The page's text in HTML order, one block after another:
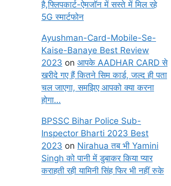
है,फ्लिपकार्ट-ऐमजॉन में सस्ते में मिल रहे
5G स्मार्टफोन
Ayushman-Card-Mobile-Se-
Kaise-Banaye Best Review
2023 on आपके AADHAR CARD से
खरीदे गए हैं कितने सिम कार्ड, जल्द ही पता
चल जाएगा, समझिए आपको क्या करना
होगा…
BPSSC Bihar Police Sub-
Inspector Bharti 2023 Best
2023 on Nirahua तब भी Yamini
Singh को पानी में डुबाकर किया प्यार
कराहती रही यामिनी सिंह फिर भी नहीं रुके